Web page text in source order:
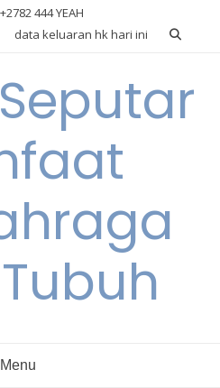
444 YEAH
data keluaran hk hari ini
Menu